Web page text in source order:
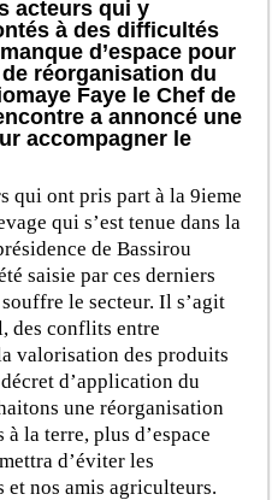
acteurs qui y
à des difficultés
d’espace pour
réorganisation du
Faye le Chef de
a annoncé une
accompagner le
qui ont pris part à la 9ieme
qui s’est tenue dans la
de Bassirou
saisie par ces derniers
le secteur. Il s’agit
des conflits entre
valorisation des produits
d’application du
une réorganisation
à la terre, plus d’espace
d’éviter les
et nos amis agriculteurs.